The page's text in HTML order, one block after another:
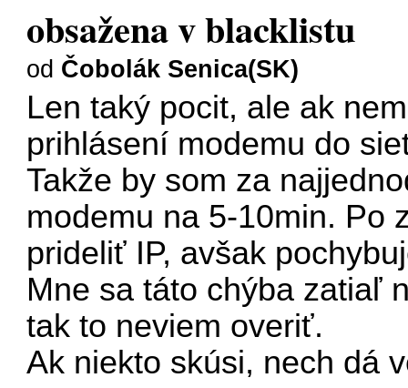
obsažena v blacklistu
od Čobolák Senica(SK)
Len taký pocit, ale ak
prihlásení modemu do
Takže by som za
modemu na 5-10min. Po
prideliť IP, avšak
Mne sa táto chýba zatiaľ
tak to neviem overiť.
Ak niekto skúsi, nech dá